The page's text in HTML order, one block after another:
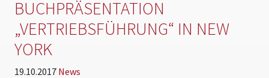
BUCHPRÄSENTATION
„VERTRIEBSFÜHRUNG“ IN NEW
YORK
19.10.2017 News